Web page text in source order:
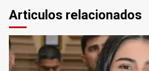
Articulos relacionados